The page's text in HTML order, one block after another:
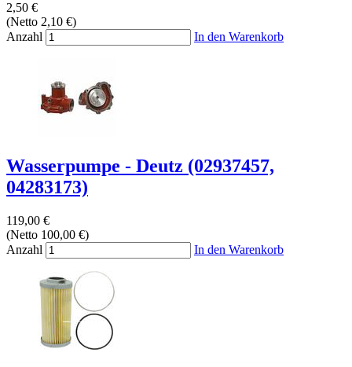
2,50 €
(Netto 2,10 €)
Anzahl
In den Warenkorb
Wasserpumpe - Deutz (02937457,
04283173)
119,00 €
(Netto 100,00 €)
Anzahl
In den Warenkorb